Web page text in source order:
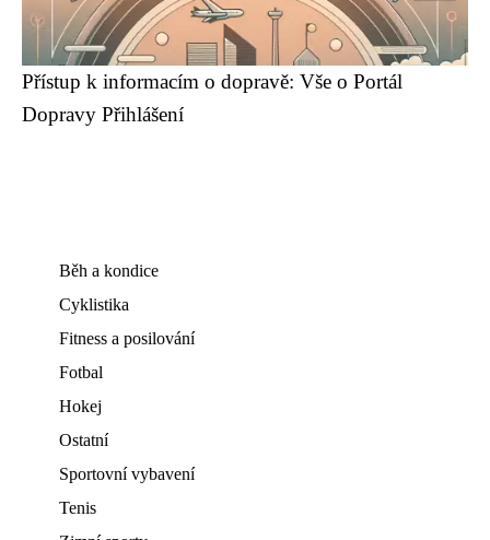
Přístup k informacím o dopravě: Vše o Portál
Dopravy Přihlášení
Běh a kondice
Cyklistika
Fitness a posilování
Fotbal
Hokej
Ostatní
Sportovní vybavení
Tenis